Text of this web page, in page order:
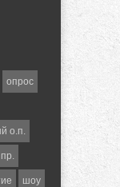
опрос
о.п.
пр.
шоу